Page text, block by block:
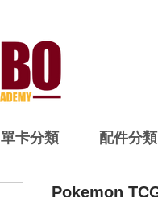
單卡分類 配件分類
Pokemon